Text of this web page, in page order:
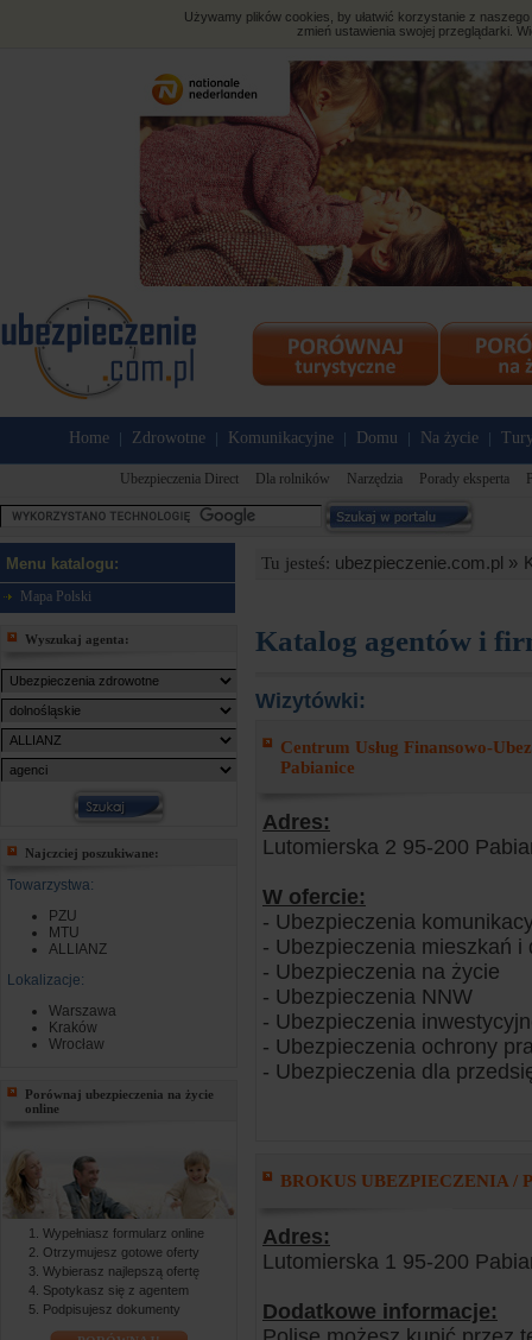
Używamy plików cookies, by ułatwić korzystanie z
zmień ustawienia swojej przeglądarki.
Home Zdrowotne Komunikacyjne Domu Na życie
Ubezpieczenia Direct Dla rolników Narzędzia Porady eksperta
Menu katalogu:
Mapa Polski
Wyszukaj agenta:
Najczciej poszukiwane:
Towarzystwa:
PZU
MTU
ALLIANZ
Lokalizacje:
Warszawa
Kraków
Wrocław
Porównaj ubezpieczenia na życie
online
Wypełniasz formularz online
Otrzymujesz gotowe oferty
Wybierasz najlepszą ofertę
Spotykasz się z agentem
Podpisujesz dokumenty
Tu jesteś: ubezpieczenie.com.pl »
Katalog agentów i
Wizytówki:
Centrum Usług Finansowo-
Pabianice
Adres:
Lutomierska 2 95-200
W ofercie:
- Ubezpieczenia
- Ubezpieczenia mieszkań i
- Ubezpieczenia na życie
- Ubezpieczenia NNW
- Ubezpieczenia
- Ubezpieczenia ochrony
- Ubezpieczenia dla
BROKUS UBEZPIECZENIA /
Adres:
Lutomierska 1 95-200
Dodatkowe informacje: